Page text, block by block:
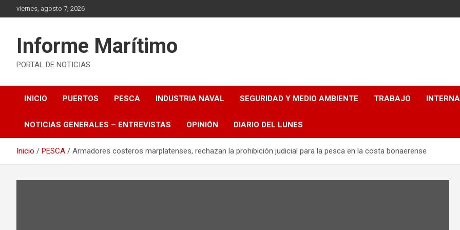
al
viernes, agosto 7, 2026
Informe Marítimo
PORTAL DE NOTICIAS
INICIO PUERTOS PESCA INDUSTRIA NAVAL SEGURIDAD Y MEDIO AMBIENTE TRABAJO
NOTICIAS GENERALES – ENTREVISTAS OPINIÓN DIARIO DEL LUNES
Inicio PESCA Armadores costeros marplatenses, rechazan la prohibición judicial para la pesca en la costa bonaerense